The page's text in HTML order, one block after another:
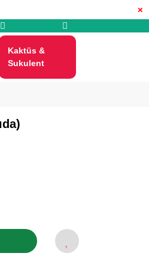
×
Kaktüs &
Sukulent